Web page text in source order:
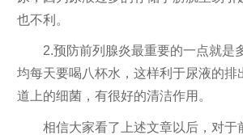
也不利。
2.预防前列腺炎最重要的一点就是
均每天要喝八杯水，这样利于尿液的排
道上的细菌，有很好的清洁作用。
相信大家看了上述文章以后，对于